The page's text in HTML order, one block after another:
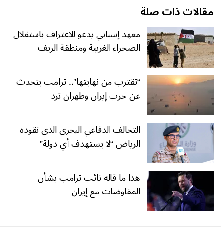
مقالات ذات صلة
معهد إسباني يدعو للاعتراف باستقلال
الصحراء الغربية ومنطقة الريف
“تقترب من نهايتها”.. ترامب يتحدث
عن حرب إيران وطهران ترد
التحالف الدفاعي البحري الذي تقوده
الرياض “لا يستهدف أي دولة”
هذا ما قاله نائب ترامب بشأن
المفاوضات مع إيران